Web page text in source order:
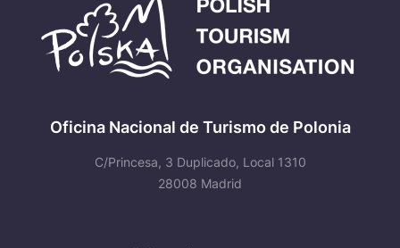
Oficina Nacional de Turismo de Polonia
C/Princesa, 3 Duplicado, Local 1310
28008 Madrid